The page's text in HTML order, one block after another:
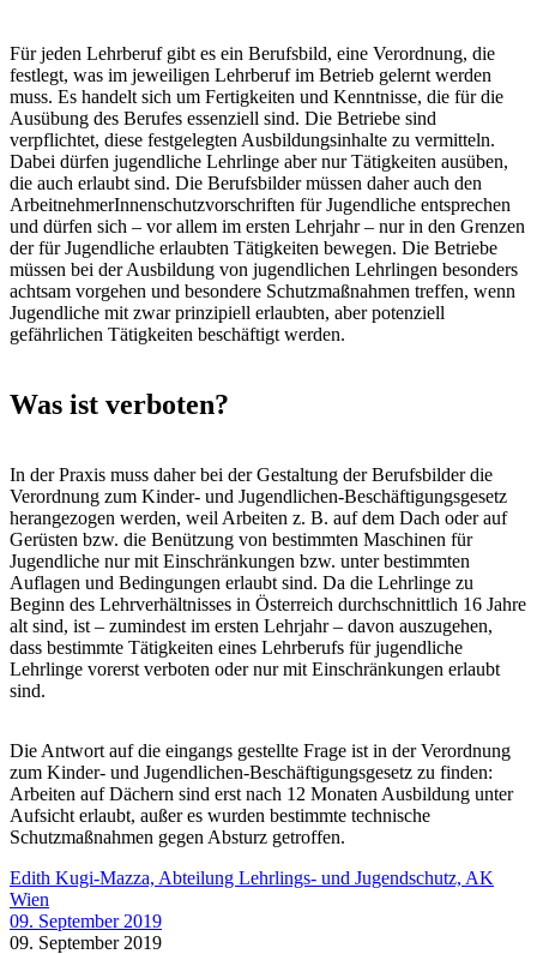
Für jeden Lehrberuf gibt es ein Berufsbild, eine Verordnung, die
festlegt, was im jeweiligen Lehrberuf im Betrieb gelernt werden
muss. Es handelt sich um Fertigkeiten und Kenntnisse, die für die
Ausübung des Berufes essenziell sind. Die Betriebe sind
verpflichtet, diese festgelegten Ausbildungsinhalte zu vermitteln.
Dabei dürfen jugendliche Lehrlinge aber nur Tätigkeiten ausüben,
die auch erlaubt sind. Die Berufsbilder müssen daher auch den
ArbeitnehmerInnenschutzvorschriften für Jugendliche entsprechen
und dürfen sich – vor allem im ersten Lehrjahr – nur in den Grenzen
der für Jugendliche erlaubten Tätigkeiten bewegen. Die Betriebe
müssen bei der Ausbildung von jugendlichen Lehrlingen besonders
achtsam vorgehen und besondere Schutzmaßnahmen treffen, wenn
Jugendliche mit zwar prinzipiell erlaubten, aber potenziell
gefährlichen Tätigkeiten beschäftigt werden.
Was ist verboten?
In der Praxis muss daher bei der Gestaltung der Berufsbilder die
Verordnung zum Kinder- und Jugendlichen-Beschäftigungsgesetz
herangezogen werden, weil Arbeiten z. B. auf dem Dach oder auf
Gerüsten bzw. die Benützung von bestimmten Maschinen für
Jugendliche nur mit Einschränkungen bzw. unter bestimmten
Auflagen und Bedingungen erlaubt sind. Da die Lehrlinge zu
Beginn des Lehrverhältnisses in Österreich durchschnittlich 16 Jahre
alt sind, ist – zumindest im ersten Lehrjahr – davon auszugehen,
dass bestimmte Tätigkeiten eines Lehrberufs für jugendliche
Lehrlinge vorerst verboten oder nur mit Einschränkungen erlaubt
sind.
Die Antwort auf die eingangs gestellte Frage ist in der Verordnung
zum Kinder- und Jugendlichen-Beschäftigungsgesetz zu finden:
Arbeiten auf Dächern sind erst nach 12 Monaten Ausbildung unter
Aufsicht erlaubt, außer es wurden bestimmte technische
Schutzmaßnahmen gegen Absturz getroffen.
Edith Kugi-Mazza, Abteilung Lehrlings- und Jugendschutz, AK
Wien
09. September 2019
09. September 2019